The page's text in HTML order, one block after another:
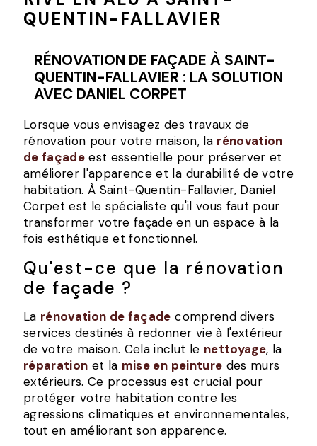
QUENTIN-FALLAVIER
RÉNOVATION DE FAÇADE À SAINT-
QUENTIN-FALLAVIER : LA SOLUTION
AVEC DANIEL CORPET
Lorsque vous envisagez des travaux de
rénovation pour votre maison, la rénovation
de façade est essentielle pour préserver et
améliorer l'apparence et la durabilité de votre
habitation. À Saint-Quentin-Fallavier, Daniel
Corpet est le spécialiste qu'il vous faut pour
transformer votre façade en un espace à la
fois esthétique et fonctionnel.
Qu'est-ce que la rénovation
de façade ?
La rénovation de façade comprend divers
services destinés à redonner vie à l'extérieur
de votre maison. Cela inclut le nettoyage, la
réparation et la mise en peinture des murs
extérieurs. Ce processus est crucial pour
protéger votre habitation contre les
agressions climatiques et environnementales,
tout en améliorant son apparence.